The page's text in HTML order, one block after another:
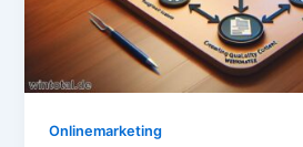
Onlinemarketing